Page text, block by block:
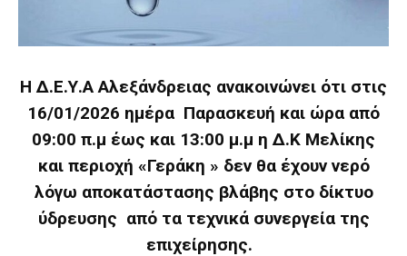
Η Δ.Ε.Υ.Α Αλεξάνδρειας ανακοινώνει ότι στις
16/01/2026 ημέρα Παρασκευή και ώρα από
09:00 π.μ έως και 13:00 μ.μ η Δ.Κ Μελίκης
και περιοχή «Γεράκη » δεν θα έχουν νερό
λόγω αποκατάστασης βλάβης στο δίκτυο
ύδρευσης από τα τεχνικά συνεργεία της
επιχείρησης.